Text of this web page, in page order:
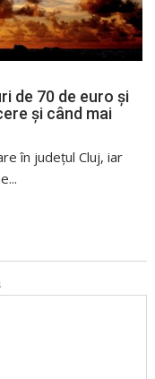
de 70 de euro și
și când mai
în județul Cluj, iar